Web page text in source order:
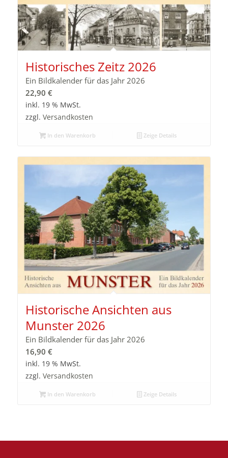
Historisches Zeitz 2026
Ein Bildkalender für das Jahr 2026
22,90 €
inkl. 19 % MwSt.
zzgl. Versandkosten
In den Warenkorb Zeige Details
Historische Ansichten aus
Munster 2026
Ein Bildkalender für das Jahr 2026
16,90 €
inkl. 19 % MwSt.
zzgl. Versandkosten
In den Warenkorb Zeige Details